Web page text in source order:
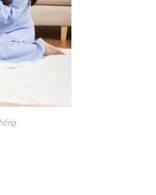
người nhầm tưởng rằng thiết bị
ống dẫn gas, bảng điều